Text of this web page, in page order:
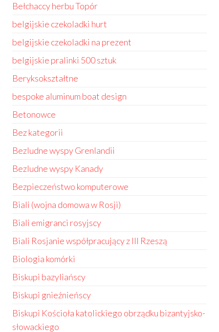
Bełchaccy herbu Topór
belgijskie czekoladki hurt
belgijskie czekoladki na prezent
belgijskie pralinki 500 sztuk
Beryksokształtne
bespoke aluminum boat design
Betonowce
Bez kategorii
Bezludne wyspy Grenlandii
Bezludne wyspy Kanady
Bezpieczeństwo komputerowe
Biali (wojna domowa w Rosji)
Biali emigranci rosyjscy
Biali Rosjanie współpracujący z III Rzeszą
Biologia komórki
Biskupi bazyliańscy
Biskupi gnieźnieńscy
Biskupi Kościoła katolickiego obrządku bizantyjsko-
słowackiego